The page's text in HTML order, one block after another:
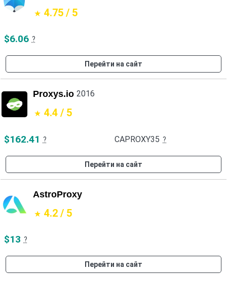
4.75 / 5
$6.06 ?
Перейти на сайт
Proxys.io 2016
4.4 / 5
$162.41 ? CAPROXY35 ?
Перейти на сайт
AstroProxy
4.2 / 5
$13 ?
Перейти на сайт